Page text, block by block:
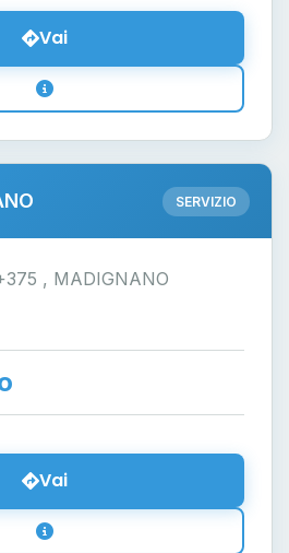
Vai
SERVIZIO
, MADIGNANO
Vai